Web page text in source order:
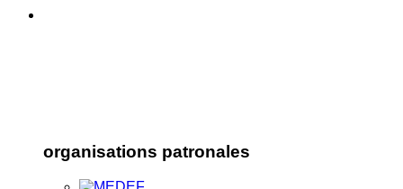
organisations patronales